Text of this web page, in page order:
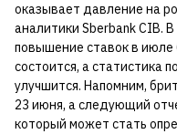
оказывает давление на
аналитики Sberbank CIB.
повышение ставок в
состоится, а статистика
улучшится. Напомним,
23 июня, а следующий
который может стать